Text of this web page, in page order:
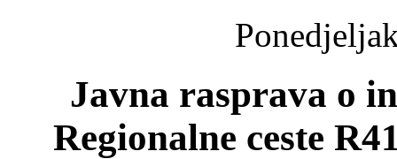
Javna rasprava o
Regionalne ceste